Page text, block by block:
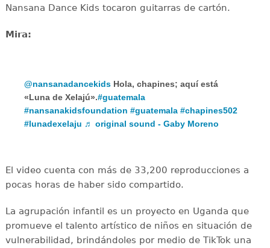
Nansana Dance Kids tocaron guitarras de cartón.
Mira:
@nansanadancekids Hola, chapines; aquí está
«Luna de Xelajú».#guatemala
#nansanakidsfoundation #guatemala #chapines502
#lunadexelaju ♬ original sound - Gaby Moreno
El video cuenta con más de 33,200 reproducciones a
pocas horas de haber sido compartido.
La agrupación infantil es un proyecto en Uganda que
promueve el talento artístico de niños en situación de
vulnerabilidad, brindándoles por medio de TikTok una